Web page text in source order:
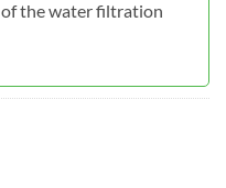
the water filtration